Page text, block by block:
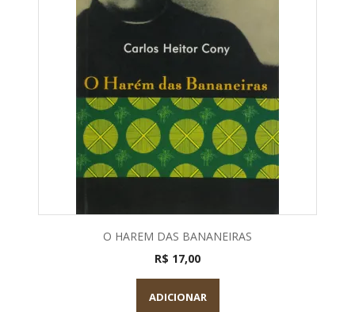
O HAREM DAS BANANEIRAS
R$ 17,00
ADICIONAR